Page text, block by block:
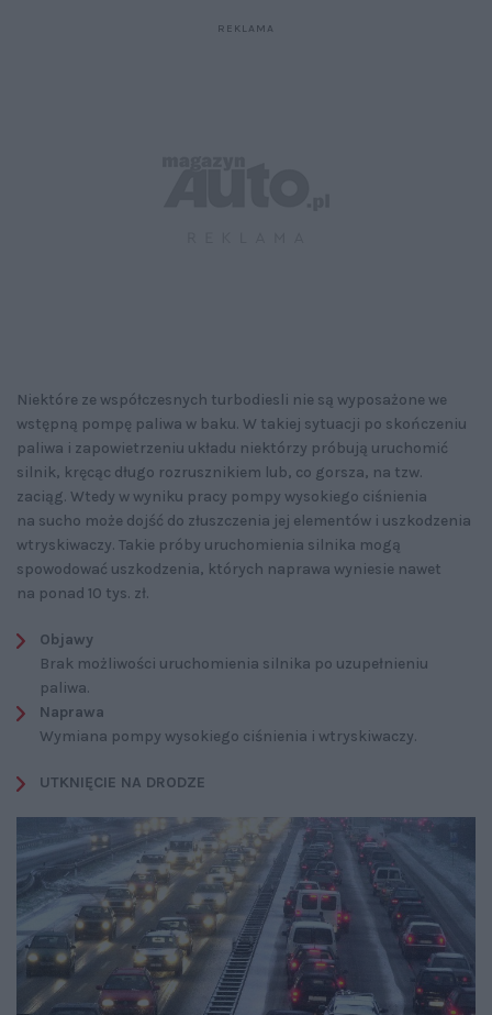
Niektóre ze współczesnych turbodiesli nie są wyposażone we
wstępną pompę paliwa w baku. W takiej sytuacji po skończeniu
paliwa i zapowietrzeniu układu niektórzy próbują uruchomić
silnik, kręcąc długo rozrusznikiem lub, co gorsza, na tzw.
zaciąg. Wtedy w wyniku pracy pompy wysokiego ciśnienia
na sucho może dojść do złuszczenia jej elementów i uszkodzenia
wtryskiwaczy. Takie próby uruchomienia silnika mogą
spowodować uszkodzenia, których naprawa wyniesie nawet
na ponad 10 tys. zł.
Objawy
Brak możliwości uruchomienia silnika po uzupełnieniu
paliwa.
Naprawa
Wymiana pompy wysokiego ciśnienia i wtryskiwaczy.
UTKNIĘCIE NA DRODZE